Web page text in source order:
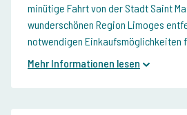
minütige Fahrt von der Stadt Saint
wunderschönen Region Limoges
notwendigen Einkaufsmöglichkeiten
Mehr Informationen lesen